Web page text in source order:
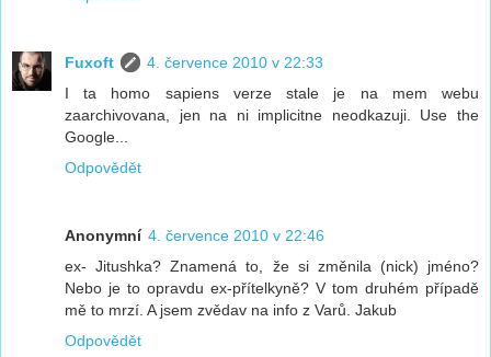
Fuxoft
4. července 2010 v 22:33
I ta homo sapiens verze stale je na mem webu
zaarchivovana, jen na ni implicitne neodkazuji. Use the
Google...
Odpovědět
Anonymní 4. července 2010 v 22:46
ex- Jitushka? Znamená to, že si změnila (nick) jméno?
Nebo je to opravdu ex-přítelkyně? V tom druhém případě
mě to mrzí. A jsem zvědav na info z Varů. Jakub
Odpovědět